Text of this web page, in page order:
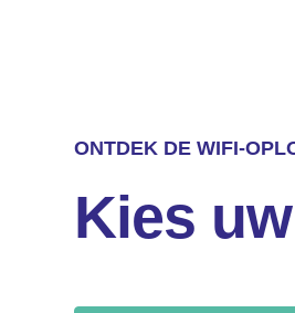
ONTDEK DE WIFI-
Kies